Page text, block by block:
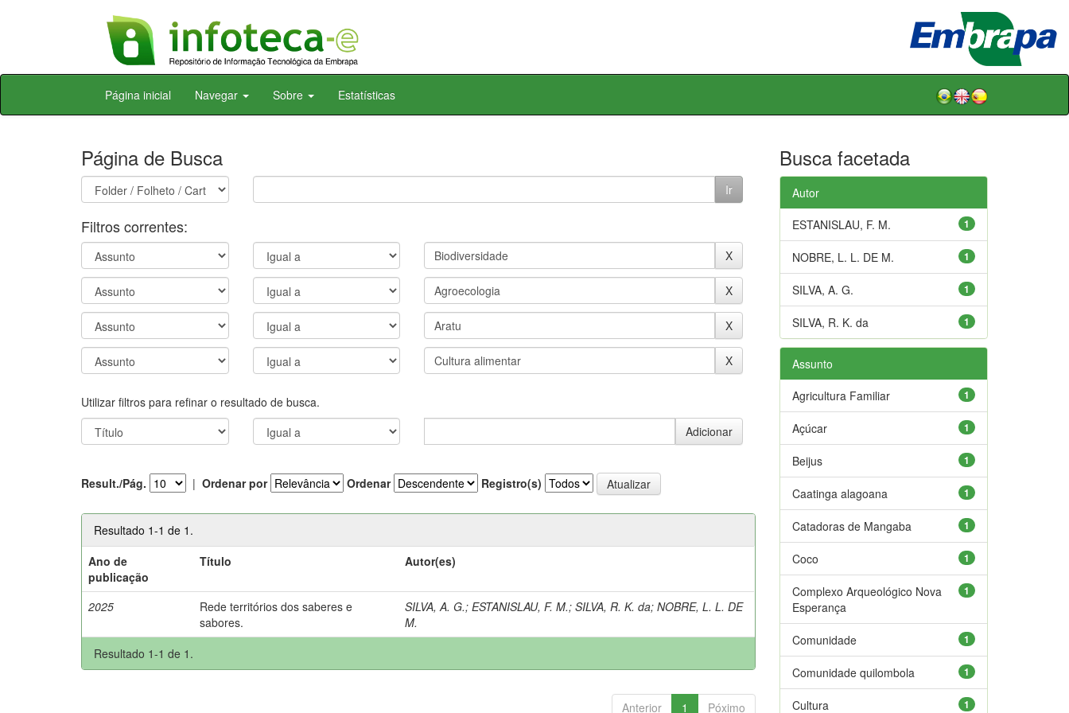
Skip
Página inicial Navegar Sobre Estatísticas
Página de Busca
Filtros correntes:
Utilizar filtros para refinar o resultado de busca.
Result./Pág. | Ordenar por Ordenar Registro(s)
Resultado 1-1 de 1.
Ano de
publicação
Título Autor(es)
2025
Rede territórios dos saberes e
sabores.
SILVA, A. G.;ESTANISLAU, F. M.;SILVA, R. K. da;NOBRE, L. L. DE
M.
Resultado 1-1 de 1.
Anterior 1 Póximo
Busca facetada
Autor
1
ESTANISLAU, F. M.
1
NOBRE, L. L. DE M.
1
SILVA, A. G.
1
SILVA, R. K. da
Assunto
1
Agricultura Familiar
1
Açúcar
1
Beijus
1
Caatinga alagoana
1
Catadoras de Mangaba
1
Coco
1
Complexo Arqueológico Nova
Esperança
1
Comunidade
1
Comunidade quilombola
1
Cultura